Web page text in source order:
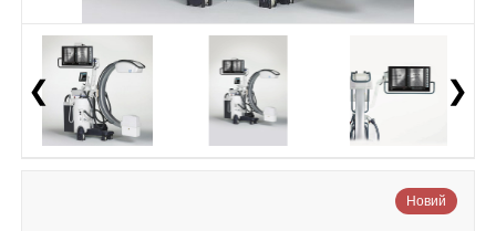
❮ ❯
Новий